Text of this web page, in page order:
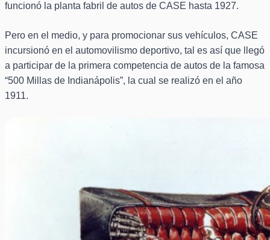
funcionó la planta fabril de autos de CASE hasta 1927.
Pero en el medio, y para promocionar sus vehículos, CASE
incursionó en el automovilismo deportivo, tal es así que llegó
a participar de la primera competencia de autos de la famosa
“500 Millas de Indianápolis”, la cual se realizó en el año
1911.